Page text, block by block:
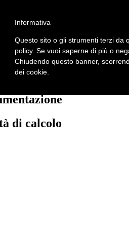
è necessario attivare gli script nel
fare.
di calcolo
Informativa
Questo sito o gli strumenti terzi da
policy. Se vuoi saperne di più o
Chiudendo questo banner,
dei cookie.